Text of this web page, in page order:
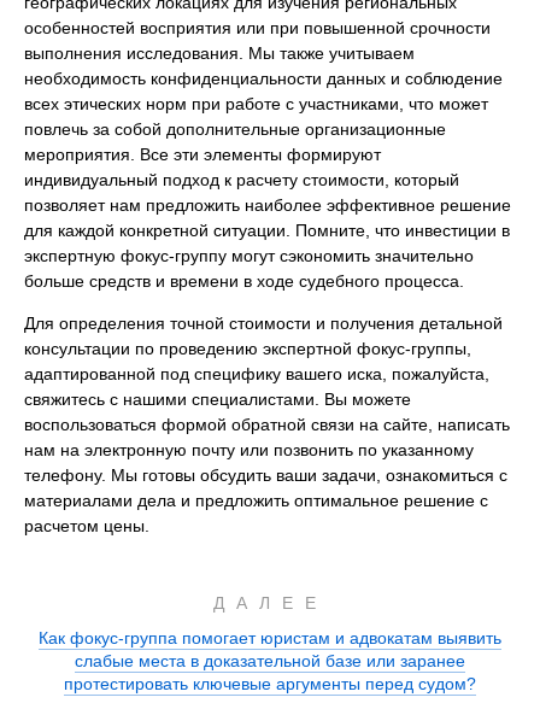
особенностей восприятия или при повышенной срочности
выполнения исследования. Мы также учитываем
необходимость конфиденциальности данных и соблюдение
всех этических норм при работе с участниками, что может
повлечь за собой дополнительные организационные
мероприятия. Все эти элементы формируют
индивидуальный подход к расчету стоимости, который
позволяет нам предложить наиболее эффективное решение
для каждой конкретной ситуации. Помните, что инвестиции в
экспертную фокус-группу могут сэкономить значительно
больше средств и времени в ходе судебного процесса.
Для определения точной стоимости и получения детальной
консультации по проведению экспертной фокус-группы,
адаптированной под специфику вашего иска, пожалуйста,
свяжитесь с нашими специалистами. Вы можете
воспользоваться формой обратной связи на сайте, написать
нам на электронную почту или позвонить по указанному
телефону. Мы готовы обсудить ваши задачи, ознакомиться с
материалами дела и предложить оптимальное решение с
расчетом цены.
ДАЛЕЕ
Как фокус-группа помогает юристам и адвокатам выявить
слабые места в доказательной базе или заранее
протестировать ключевые аргументы перед судом?